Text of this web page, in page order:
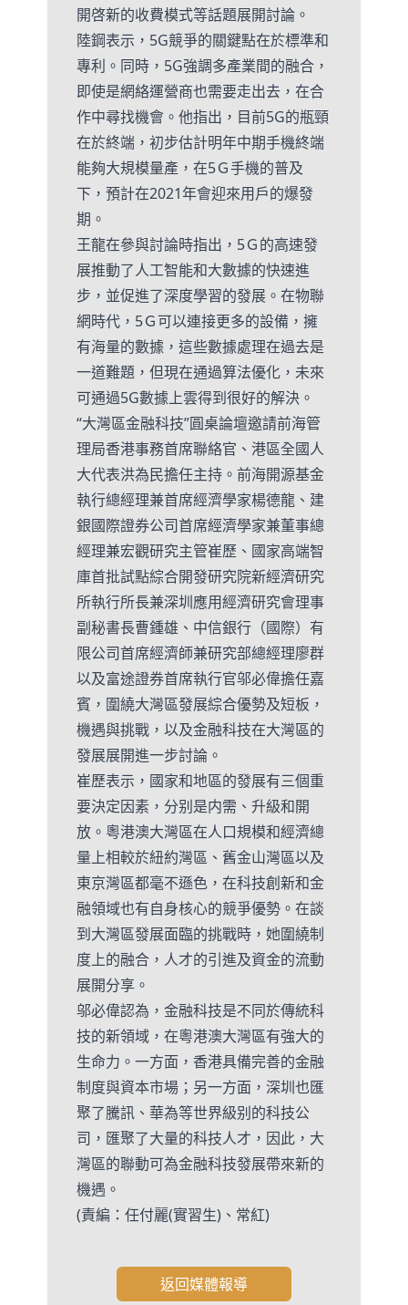
開啓新的收費模式等話題展開討論。
陸鋼表示，5G競爭的關鍵點在於標準和
專利。同時，5G強調多產業間的融合，
即使是網絡運營商也需要走出去，在合
作中尋找機會。他指出，目前5G的瓶頸
在於終端，初步估計明年中期手機終端
能夠大規模量產，在5Ｇ手機的普及
下，預計在2021年會迎來用戶的爆發
期。
王龍在參與討論時指出，5Ｇ的高速發
展推動了人工智能和大數據的快速進
步，並促進了深度學習的發展。在物聯
網時代，5Ｇ可以連接更多的設備，擁
有海量的數據，這些數據處理在過去是
一道難題，但現在通過算法優化，未來
可通過5G數據上雲得到很好的解決。
“大灣區金融科技”圓桌論壇邀請前海管
理局香港事務首席聯絡官、港區全國人
大代表洪為民擔任主持。前海開源基金
執行總經理兼首席經濟學家楊德龍、建
銀國際證券公司首席經濟學家兼董事總
經理兼宏觀研究主管崔歷、國家高端智
庫首批試點綜合開發研究院新經濟研究
所執行所長兼深圳應用經濟研究會理事
副秘書長曹鍾雄、中信銀行（國際）有
限公司首席經濟師兼研究部總經理廖群
以及富途證券首席執行官邬必偉擔任嘉
賓，圍繞大灣區發展綜合優勢及短板，
機遇與挑戰，以及金融科技在大灣區的
發展展開進一步討論。
崔歷表示，國家和地區的發展有三個重
要決定因素，分别是内需、升級和開
放。粵港澳大灣區在人口規模和經濟總
量上相較於紐約灣區、舊金山灣區以及
東京灣區都毫不遜色，在科技創新和金
融領域也有自身核心的競爭優勢。在談
到大灣區發展面臨的挑戰時，她圍繞制
度上的融合，人才的引進及資金的流動
展開分享。
邬必偉認為，金融科技是不同於傳統科
技的新領域，在粵港澳大灣區有強大的
生命力。一方面，香港具備完善的金融
制度與資本市場；另一方面，深圳也匯
聚了騰訊、華為等世界級别的科技公
司，匯聚了大量的科技人才，因此，大
灣區的聯動可為金融科技發展帶來新的
機遇。
(責編：任付麗(實習生)、常紅)
返回媒體報導